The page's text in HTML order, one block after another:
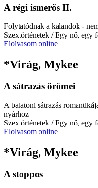
A régi ismerős II.
Folytatódnak a kalandok -
Szextörténetek / Egy nő, egy
Elolvasom online
*Virág, Mykee
A sátrazás örömei
A balatoni sátrazás
nyárhoz
Szextörténetek / Egy nő, egy
Elolvasom online
*Virág, Mykee
A stoppos